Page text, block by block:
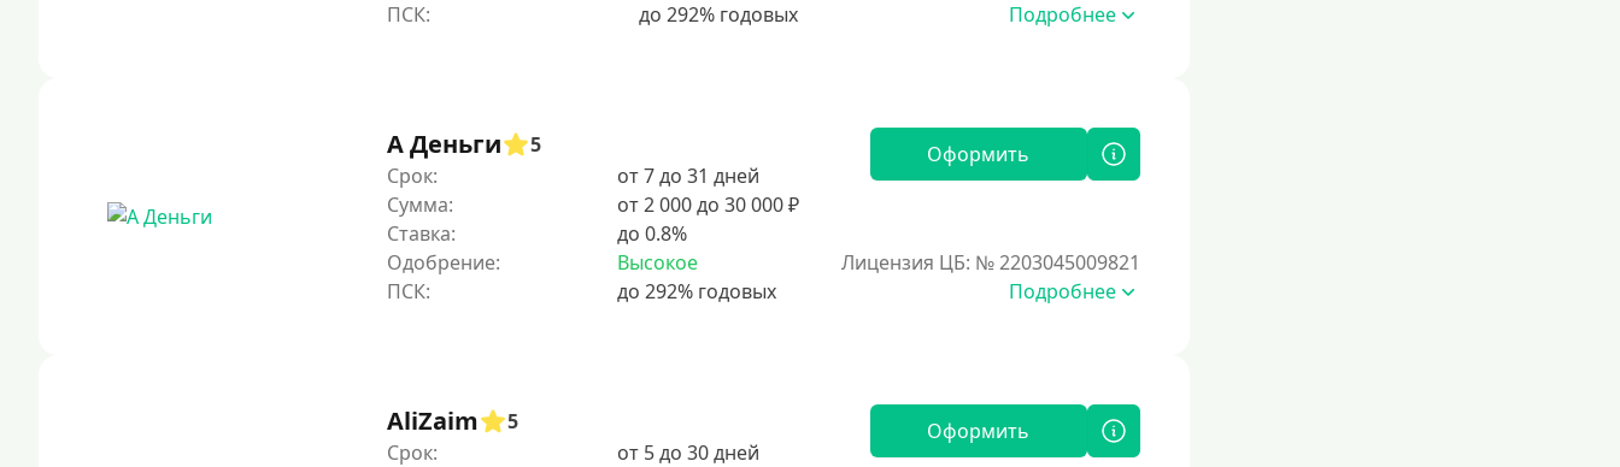
Подробнее
А Деньги
5
Срок:
от 7 до 31 дней
Сумма:
от 2 000 до 30 000 ₽
Ставка:
до 0.8%
Одобрение:
Высокое
Оформить
Лицензия ЦБ: № 2203045009821
Подробнее
AliZaim
5
Срок:
от 5 до 30 дней
Оформить